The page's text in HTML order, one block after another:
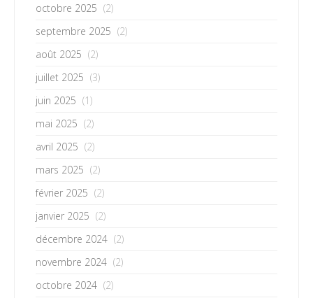
octobre 2025 (2)
septembre 2025 (2)
août 2025 (2)
juillet 2025 (3)
juin 2025 (1)
mai 2025 (2)
avril 2025 (2)
mars 2025 (2)
février 2025 (2)
janvier 2025 (2)
décembre 2024 (2)
novembre 2024 (2)
octobre 2024 (2)